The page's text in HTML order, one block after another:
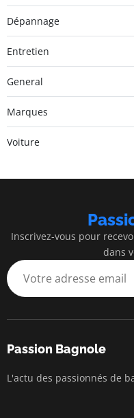
Dépannage
Entretien
General
Marques
Voiture
Inscrivez-vous pour
dans
Passion Bagnole
L'actu des passionnés de